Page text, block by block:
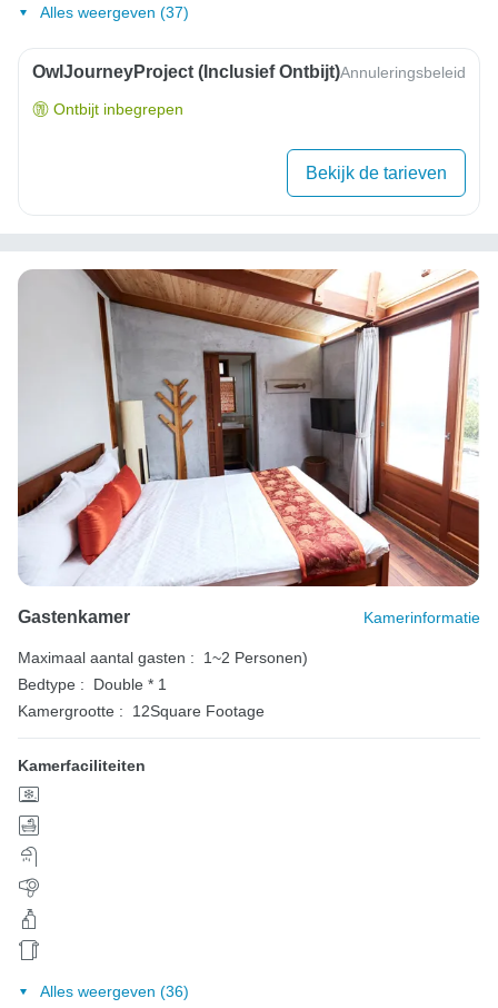
Alles weergeven (37)
OwlJourneyProject (inclusief Ontbijt)Annuleringsbeleid
Ontbijt inbegrepen
Bekijk de tarieven
Gastenkamer Kamerinformatie
Maximaal aantal gasten :
1~2 Personen)
Bedtype :
Double * 1
Kamergrootte :
12Square Footage
Kamerfaciliteiten
Alles weergeven (36)